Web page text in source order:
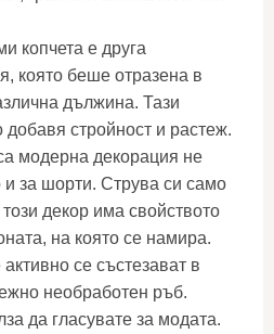
копчета е друга
която беше отразена в
дължина. Тази
добавя стройност и растеж.
модерна декорация не
за шорти. Струва си само
декор има свойството
на която се намира.
се състезават в
необработен ръб.
да гласувате за модата.